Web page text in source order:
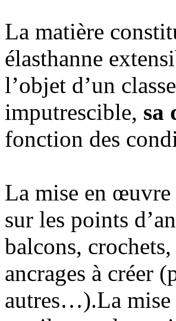
La matière
élasthanne
l’objet d’un
imputrescible, sa
fonction des
La mise en œuvre
sur les points
balcons,
ancrages à créer
autres…).La mise